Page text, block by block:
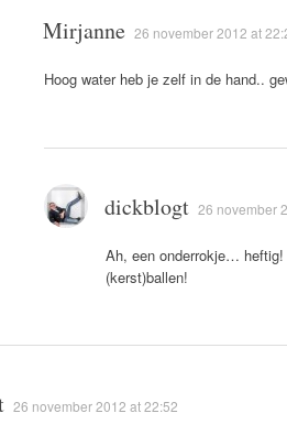
Mirjanne 26 november 2012 at
Hoog water heb je zelf in de hand..
dickblogt 26 november
Ah, een onderrokje…
(kerst)ballen!
26 november 2012 at 22:52